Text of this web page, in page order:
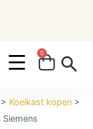
0
> Koelkast kopen >
Siemens